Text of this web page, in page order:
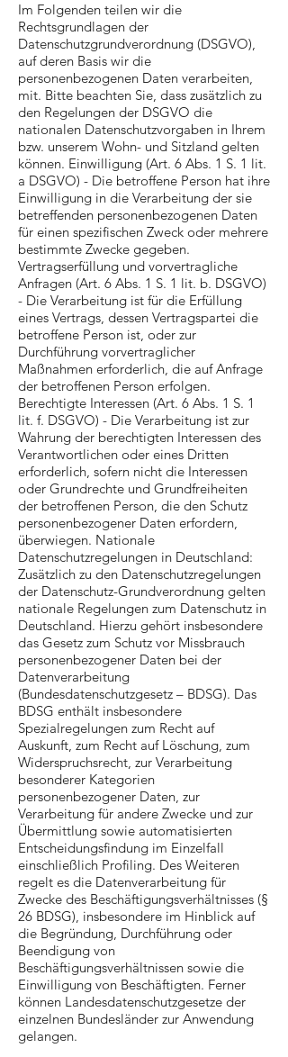
Im Folgenden teilen wir die
Rechtsgrundlagen der
Datenschutzgrundverordnung (DSGVO),
auf deren Basis wir die
personenbezogenen Daten verarbeiten,
mit. Bitte beachten Sie, dass zusätzlich zu
den Regelungen der DSGVO die
nationalen Datenschutzvorgaben in Ihrem
bzw. unserem Wohn- und Sitzland gelten
können. Einwilligung (Art. 6 Abs. 1 S. 1 lit.
a DSGVO) - Die betroffene Person hat ihre
Einwilligung in die Verarbeitung der sie
betreffenden personenbezogenen Daten
für einen spezifischen Zweck oder mehrere
bestimmte Zwecke gegeben.
Vertragserfüllung und vorvertragliche
Anfragen (Art. 6 Abs. 1 S. 1 lit. b. DSGVO)
- Die Verarbeitung ist für die Erfüllung
eines Vertrags, dessen Vertragspartei die
betroffene Person ist, oder zur
Durchführung vorvertraglicher
Maßnahmen erforderlich, die auf Anfrage
der betroffenen Person erfolgen.
Berechtigte Interessen (Art. 6 Abs. 1 S. 1
lit. f. DSGVO) - Die Verarbeitung ist zur
Wahrung der berechtigten Interessen des
Verantwortlichen oder eines Dritten
erforderlich, sofern nicht die Interessen
oder Grundrechte und Grundfreiheiten
der betroffenen Person, die den Schutz
personenbezogener Daten erfordern,
überwiegen. Nationale
Datenschutzregelungen in Deutschland:
Zusätzlich zu den Datenschutzregelungen
der Datenschutz-Grundverordnung gelten
nationale Regelungen zum Datenschutz in
Deutschland. Hierzu gehört insbesondere
das Gesetz zum Schutz vor Missbrauch
personenbezogener Daten bei der
Datenverarbeitung
(Bundesdatenschutzgesetz – BDSG). Das
BDSG enthält insbesondere
Spezialregelungen zum Recht auf
Auskunft, zum Recht auf Löschung, zum
Widerspruchsrecht, zur Verarbeitung
besonderer Kategorien
personenbezogener Daten, zur
Verarbeitung für andere Zwecke und zur
Übermittlung sowie automatisierten
Entscheidungsfindung im Einzelfall
einschließlich Profiling. Des Weiteren
regelt es die Datenverarbeitung für
Zwecke des Beschäftigungsverhältnisses (§
26 BDSG), insbesondere im Hinblick auf
die Begründung, Durchführung oder
Beendigung von
Beschäftigungsverhältnissen sowie die
Einwilligung von Beschäftigten. Ferner
können Landesdatenschutzgesetze der
einzelnen Bundesländer zur Anwendung
gelangen.